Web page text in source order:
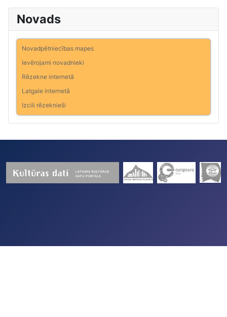
Novads
Novadpētniecības mapes
Ievērojami novadnieki
Rēzekne internetā
Latgale internetā
Izcili rēzeknieši